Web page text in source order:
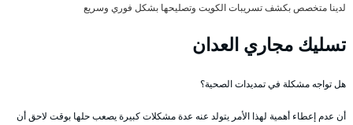
لدينا متخصص بكشف تسريبات الكويت وتصليحها بشكل فوري وسريع
تسليك مجاري العدان
هل تواجه مشكلة في تمديدات الصحية؟
أن عدم إعطاء أهمية لهذا الأمر يتولد عنه عدة مشكلات كبيرة يصعب حلها بوقت لاحق أن